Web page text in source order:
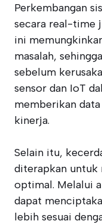
Perkembangan
secara real-time
ini
masalah,
sebelum
sensor dan IoT
memberikan
kinerja.
Selain itu,
diterapkan untuk
optimal. Melalui
dapat
lebih sesuai